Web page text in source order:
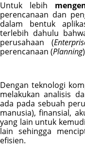
Untuk lebih
perencanaan dan
dalam bentuk
terlebih dahulu
perusahaan (
perencanaan (Planning
Dengan teknologi
melakukan analisis
ada pada sebuah
manusia), finansial,
yang lain untuk
lain sehingga
efisien.